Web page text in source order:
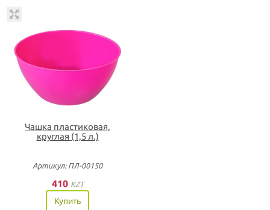
Чашка пластиковая,
круглая (1,5 л.)
Артикул: ПЛ-00150
410 KZT
Купить